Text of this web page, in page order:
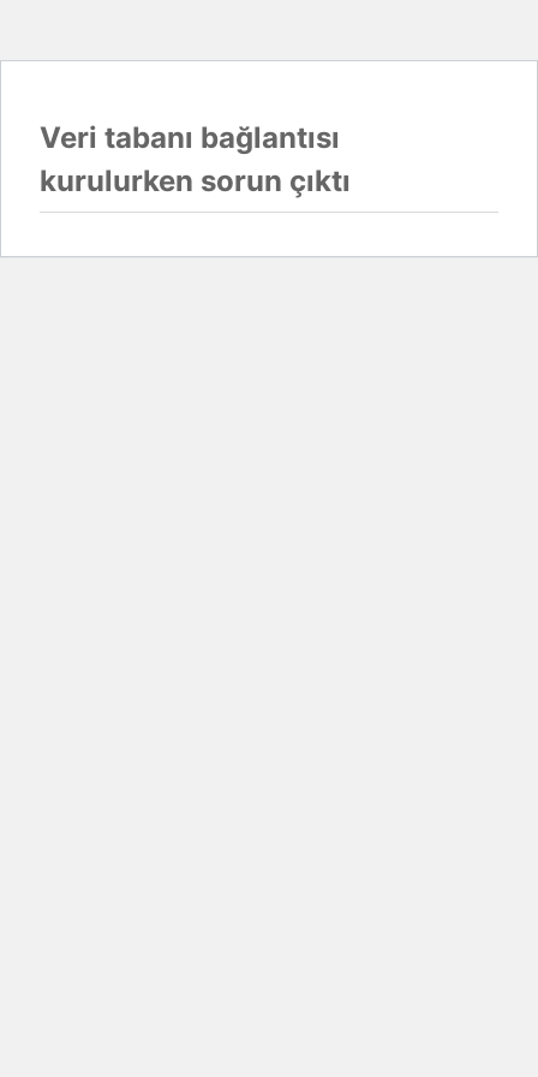
Veri tabanı bağlantısı
kurulurken sorun çıktı